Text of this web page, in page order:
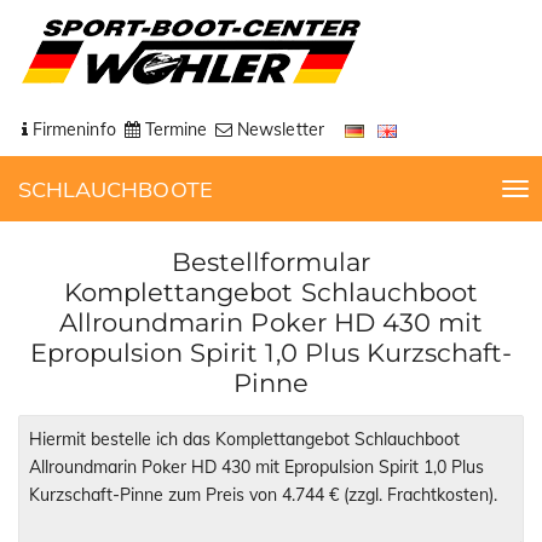
Firmeninfo Termine Newsletter
SCHLAUCHBOOTE
T
o
v
Bestellformular
Komplettangebot Schlauchboot
Allroundmarin Poker HD 430 mit
Epropulsion Spirit 1,0 Plus Kurzschaft-
Pinne